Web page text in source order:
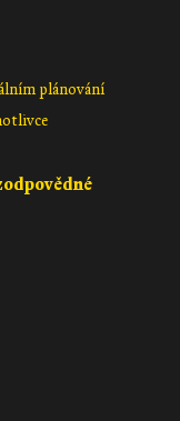
plánování